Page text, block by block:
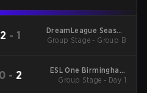
2 - 1
DreamLeague Season
29 2026
Group Stage - Group B
0 - 2
ESL One Birmingham
2026
Group Stage - Day 1